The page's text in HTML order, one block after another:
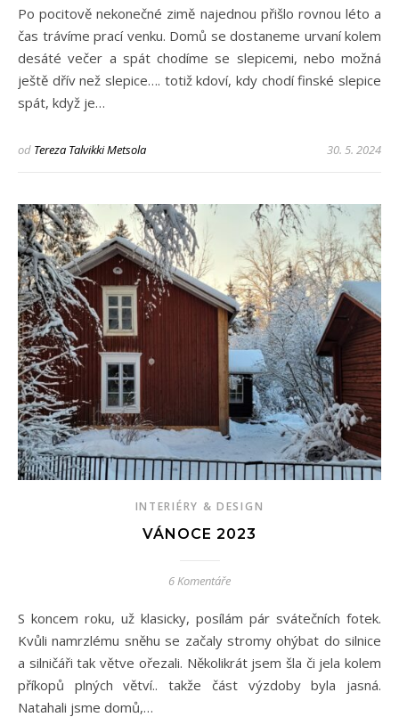
Po pocitově nekonečné zimě najednou přišlo rovnou léto a
čas trávíme prací venku. Domů se dostaneme urvaní kolem
desáté večer a spát chodíme se slepicemi, nebo možná
ještě dřív než slepice…. totiž kdoví, kdy chodí finské slepice
spát, když je…
od Tereza Talvikki Metsola 30. 5. 2024
INTERIÉRY & DESIGN
VÁNOCE 2023
6 Komentáře
S koncem roku, už klasicky, posílám pár svátečních fotek.
Kvůli namrzlému sněhu se začaly stromy ohýbat do silnice
a silničáři tak větve ořezali. Několikrát jsem šla či jela kolem
příkopů plných větví.. takže část výzdoby byla jasná.
Natahali jsme domů,…